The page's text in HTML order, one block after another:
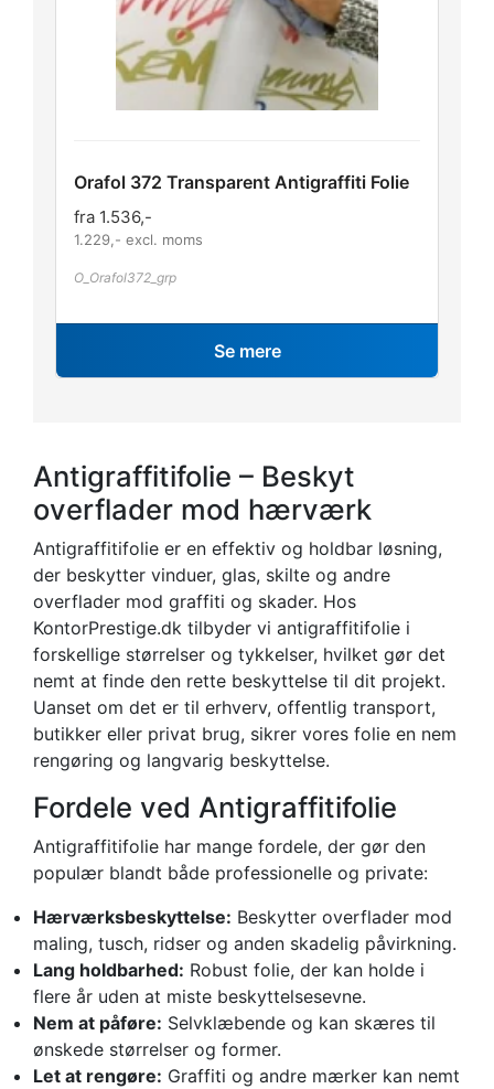
Orafol 372 Transparent Antigraffiti Folie
fra 1.536,-
1.229 ,- excl. moms
O_Orafol372_grp
Se mere
Antigraffitifolie – Beskyt
overflader mod hærværk
Antigraffitifolie er en effektiv og holdbar løsning,
der beskytter vinduer, glas, skilte og andre
overflader mod graffiti og skader. Hos
KontorPrestige.dk tilbyder vi antigraffitifolie i
forskellige størrelser og tykkelser, hvilket gør det
nemt at finde den rette beskyttelse til dit projekt.
Uanset om det er til erhverv, offentlig transport,
butikker eller privat brug, sikrer vores folie en nem
rengøring og langvarig beskyttelse.
Fordele ved Antigraffitifolie
Antigraffitifolie har mange fordele, der gør den
populær blandt både professionelle og private:
Hærværksbeskyttelse: Beskytter overflader mod
maling, tusch, ridser og anden skadelig påvirkning.
Lang holdbarhed: Robust folie, der kan holde i
flere år uden at miste beskyttelsesevne.
Nem at påføre: Selvklæbende og kan skæres til
ønskede størrelser og former.
Let at rengøre: Graffiti og andre mærker kan nemt